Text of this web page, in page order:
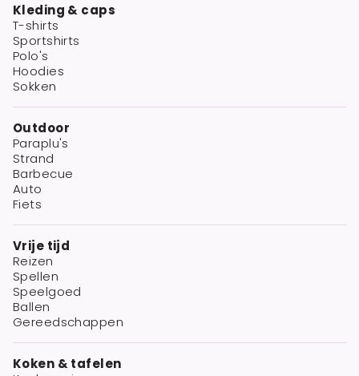
Kleding & caps
T-shirts
Sportshirts
Polo's
Hoodies
Sokken
Outdoor
Paraplu's
Strand
Barbecue
Auto
Fiets
Vrije tijd
Reizen
Spellen
Speelgoed
Ballen
Gereedschappen
Koken & tafelen